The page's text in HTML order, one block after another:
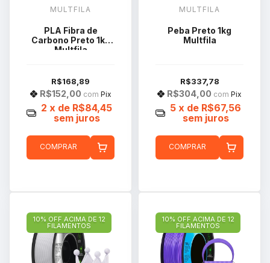
MULTFILA
PLA Fibra de
Carbono Preto 1kg
Multfila
R$168,89
R$152,00 com Pix
2 x de R$84,45
sem juros
COMPRAR
MULTFILA
Peba Preto 1kg
Multfila
R$337,78
R$304,00 com Pix
5 x de R$67,56
sem juros
COMPRAR
10% OFF ACIMA DE 12
FILAMENTOS
10% OFF ACIMA DE 12
FILAMENTOS